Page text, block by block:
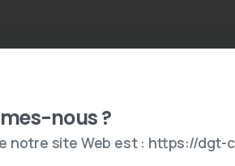
nous ?
notre site Web est : https://